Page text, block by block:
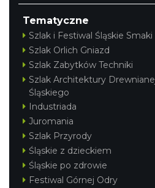
Tematyczne
Szlak i Festiwal Śląskie Smaki
Szlak Orlich Gniazd
Szlak Zabytków Techniki
Szlak Architektury
Śląskiego
Industriada
Juromania
Szlak Przyrody
Śląskie z dzieckiem
Śląskie po zdrowie
Festiwal Górnej Odry